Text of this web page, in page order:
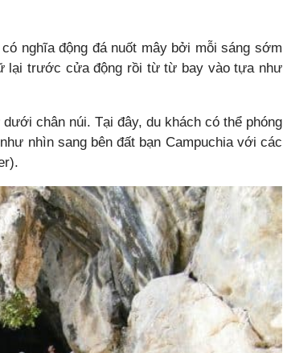
nghĩa động đá nuốt mây bởi mỗi sáng sớm
lại trước cửa động rồi từ từ bay vào tựa như
chân núi. Tại đây, du khách có thể phóng
nhìn sang bên đất bạn Campuchia với các